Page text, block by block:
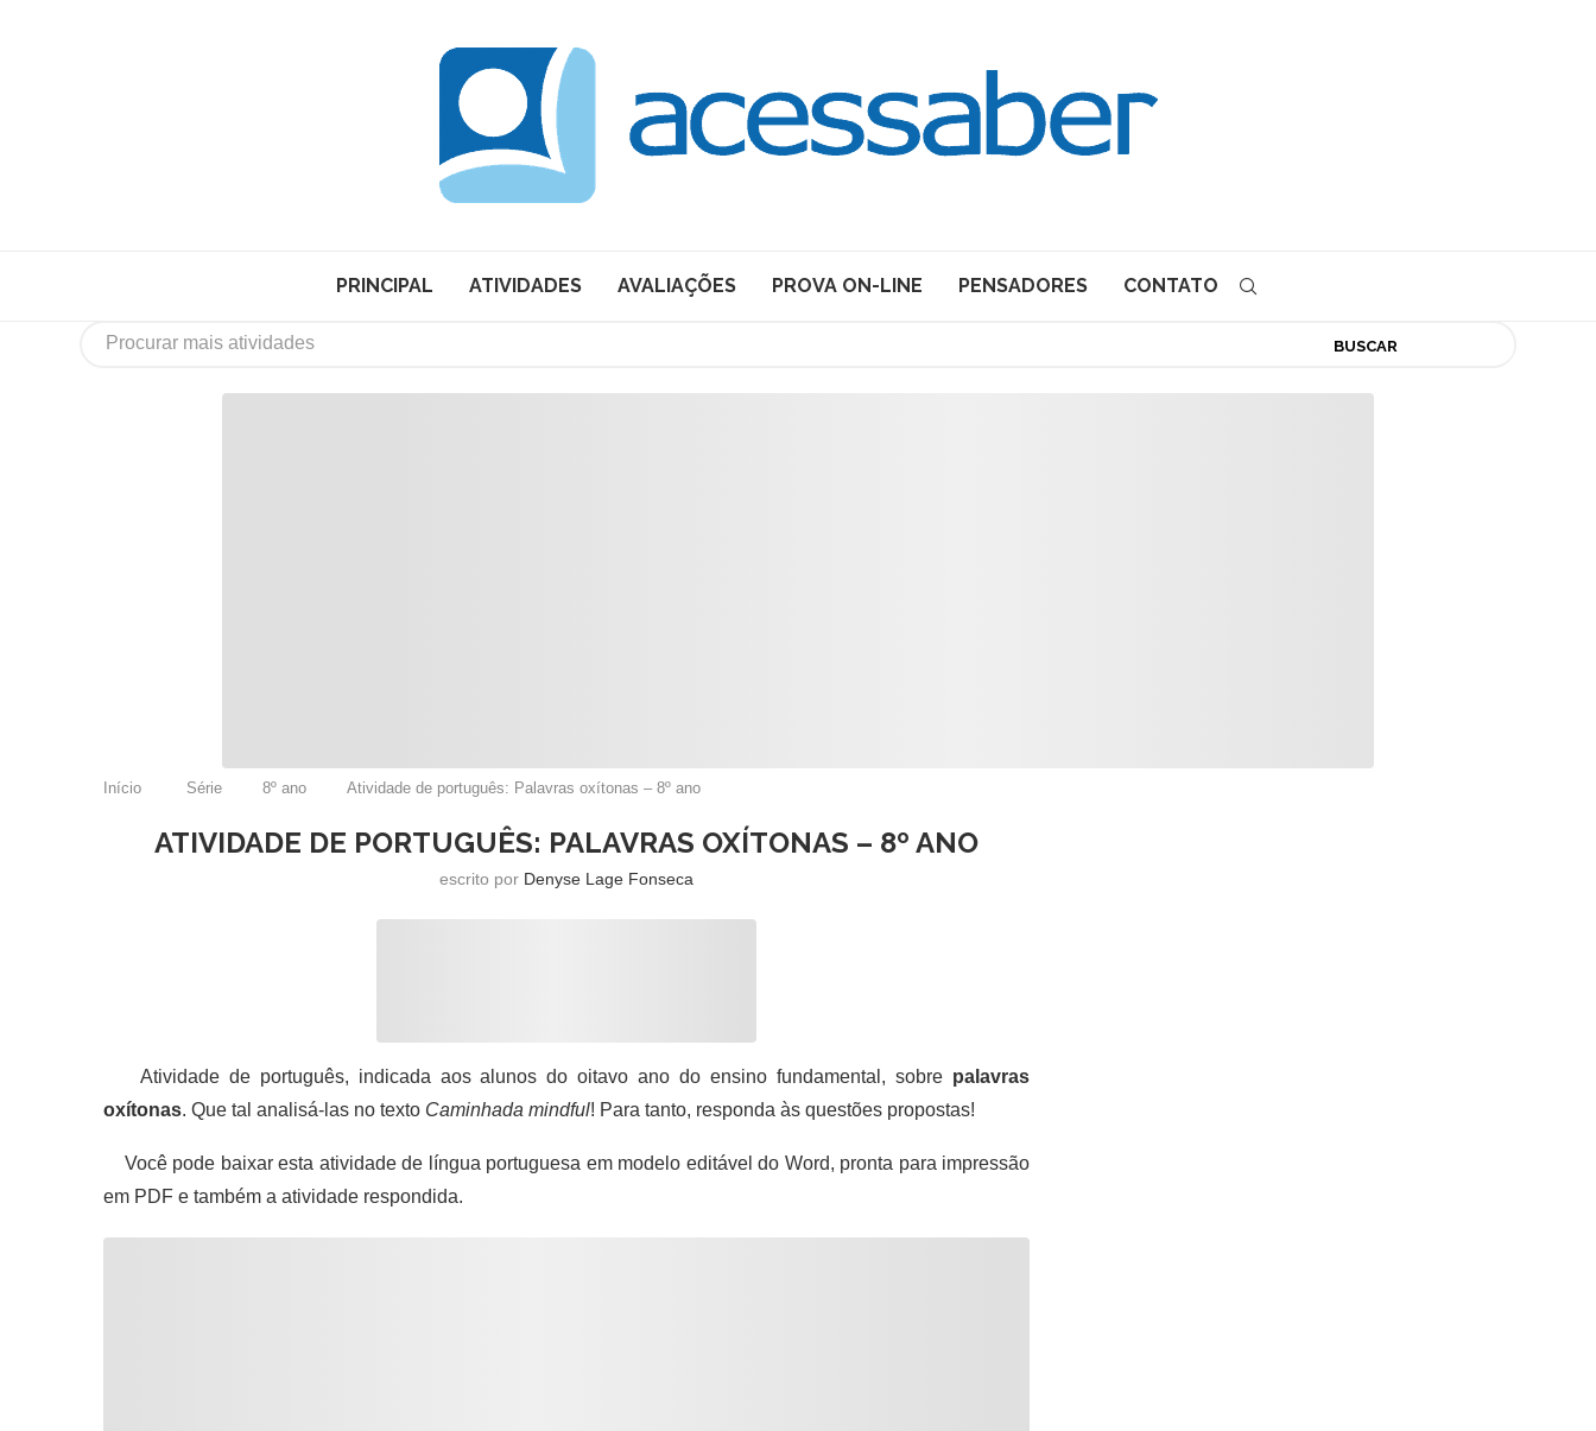
PRINCIPAL ATIVIDADES AVALIAÇÕES PROVA ON-LINE PENSADORES CONTATO
BUSCAR
Início Série 8º ano Atividade de português: Palavras oxítonas – 8º ano
ATIVIDADE DE PORTUGUÊS: PALAVRAS OXÍTONAS – 8º ANO
escrito por Denyse Lage Fonseca
Atividade de português, indicada aos alunos do oitavo ano do ensino fundamental, sobre palavras
oxítonas. Que tal analisá-las no texto Caminhada mindful! Para tanto, responda às questões propostas!
Você pode baixar esta atividade de língua portuguesa em modelo editável do Word, pronta para impressão
em PDF e também a atividade respondida.